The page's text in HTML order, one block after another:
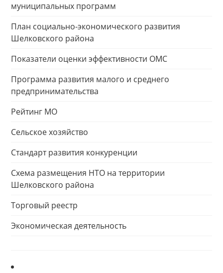
муниципальных программ
План социально-экономического развития
Шелковского района
Показатели оценки эффективности ОМС
Программа развития малого и среднего
предпринимательства
Рейтинг МО
Сельское хозяйство
Стандарт развития конкуренции
Схема размещения НТО на территории
Шелковского района
Торговый реестр
Экономическая деятельность